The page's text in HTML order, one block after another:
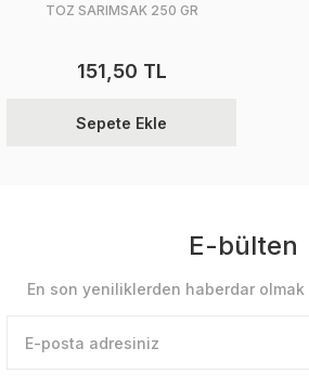
TOZ SARIMSAK 250 GR
151,50 TL
Sepete Ekle
E-bülten
En son yeniliklerden haberdar